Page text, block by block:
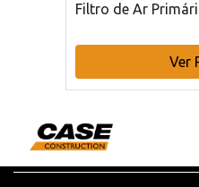
Filtro de Ar
Ver